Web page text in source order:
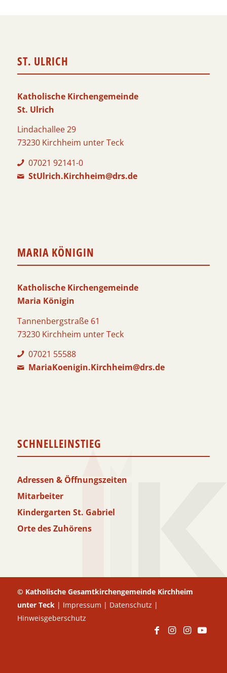
ST. ULRICH
Katholische Kirchengemeinde
St. Ulrich
Lindachallee 29
73230 Kirchheim unter Teck
07021 92141-0
StUlrich.Kirchheim@drs.de
MARIA KÖNIGIN
Katholische Kirchengemeinde
Maria Königin
Tannenbergstraße 61
73230 Kirchheim unter Teck
07021 55588
MariaKoenigin.Kirchheim@drs.de
SCHNELLEINSTIEG
Adressen & Öffnungszeiten
Mitarbeiter
Kindergarten St. Gabriel
Orte des Zuhörens
© Katholische Gesamtkirchengemeinde Kirchheim
unter Teck | Impressum | Datenschutz |
Hinweisgeberschutz